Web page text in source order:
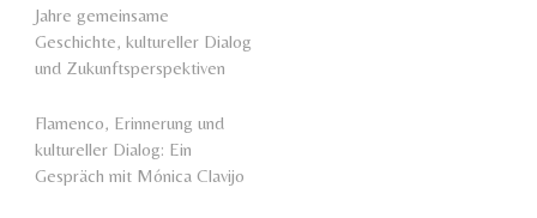
Jahre gemeinsame
Geschichte, kultureller Dialog
und Zukunftsperspektiven
Flamenco, Erinnerung und
kultureller Dialog: Ein
Gespräch mit Mónica Clavijo